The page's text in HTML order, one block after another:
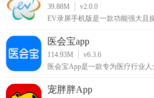
【亚托动漫点评】
亚托动漫凭借其丰富的资源库、
社区氛围，成为了众多动漫迷的首
参与感和归属感。无论是寻找经典
39.88M
v2.0.0
EV录屏手机版是一款功能强大且
医会宝app
114.93M
v6.3.6
医会宝App是一款专为医疗行业人
宠胖胖App